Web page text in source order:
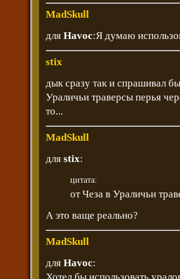
MadSkull
для Havoc:Я думаю
stix
дык сразу так и спрашивал
Ураличьи траверсы перья
то...
MadSkull
для stix:
цитата:
от Чеза в Ураличьи
А это ваще реально?
MadSkull
для Havoc: